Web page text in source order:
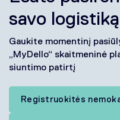
savo
Gaukite momentinį
„MyDello“ skaitmeninė
siuntimo patirtį
Registruokitės